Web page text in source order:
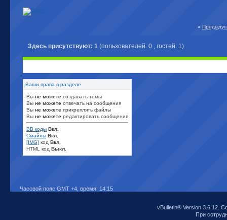
«
Здесь присутствуют: 1 (пользователей: 0 , гостей: 1)
Ваши права в разделе
Вы не можете создавать темы
Вы не можете отвечать на сообщения
Вы не можете прикреплять файлы
Вы не можете редактировать сообщения
BB коды Вкл.
Смайлы Вкл.
[IMG] код Вкл.
HTML код Выкл.
Часовой пояс GMT +4, время: 14:15
vBulletin® Version 3.6.12.
При